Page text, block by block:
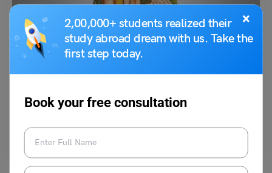
×
2,00,000+ students realized their
study abroad dream with us. Take the
first step today.
Book your free consultation
School Education
Team Leverage Edu December 3, 2025
गोस्वामी तुलसीदास एक महान संत, कवि और भक्तिकाल के प्रमुख साहित्यकार थे, जिन्होंने
अपनी रचनाओं के माध्यम से…Read More